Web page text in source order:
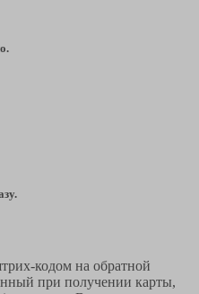
кодом на обратной
при получении карты,